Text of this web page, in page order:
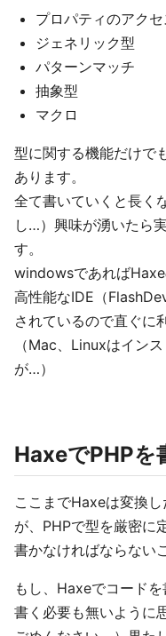
プロパティのアク
ジェネリック型
パターンマッチ
抽象型
マクロ
型に関する機能だけで
あります。
全て書いていくと長く
し…）興味が湧いたら
す。
windowsであればHaxe
高性能なIDE（
されているので直ぐに
（Mac、Linuxはイン
が…）
HaxeでPHPを
ここまでHaxeは変換
が、PHPで型を厳密に
書かなければならない
もし、Haxeでコード
書く必要も無いように